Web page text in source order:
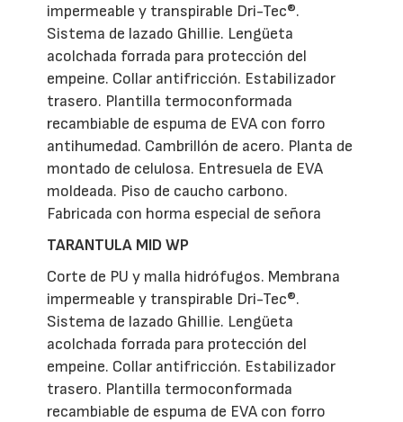
impermeable y transpirable Dri-Tec®.
Sistema de lazado Ghillie. Lengüeta
acolchada forrada para protección del
empeine. Collar antifricción. Estabilizador
trasero. Plantilla termoconformada
recambiable de espuma de EVA con forro
antihumedad. Cambrillón de acero. Planta de
montado de celulosa. Entresuela de EVA
moldeada. Piso de caucho carbono.
Fabricada con horma especial de señora
TARANTULA MID WP
Corte de PU y malla hidrófugos. Membrana
impermeable y transpirable Dri-Tec®.
Sistema de lazado Ghillie. Lengüeta
acolchada forrada para protección del
empeine. Collar antifricción. Estabilizador
trasero. Plantilla termoconformada
recambiable de espuma de EVA con forro